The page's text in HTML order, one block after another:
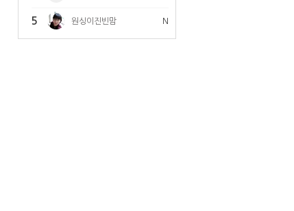
5 원싱이진빈맘 N